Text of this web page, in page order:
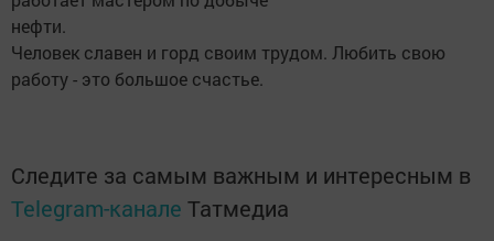
нефти.
Человек славен и горд своим трудом. Любить свою
работу - это большое счастье.
Следите за самым важным и интересным в
Telegram-канале Татмедиа